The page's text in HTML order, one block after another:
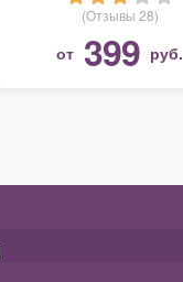
(Отзывы 28)
от 399 руб.